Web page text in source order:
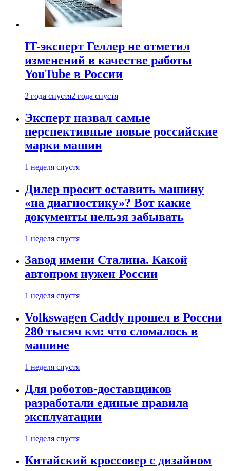
IT-эксперт Геллер не отметил
изменений в качестве работы
YouTube в России
2 года спустя2 года спустя
Эксперт назвал самые
перспективные новые российские
марки машин
1 неделя спустя
Дилер просит оставить машину
«на диагностику»? Вот какие
документы нельзя забывать
1 неделя спустя
Завод имени Сталина. Какой
автопром нужен России
1 неделя спустя
Volkswagen Caddy прошел в России
280 тысяч км: что сломалось в
машине
1 неделя спустя
Для роботов-доставщиков
разработали единые правила
эксплуатации
1 неделя спустя
Китайский кроссовер с дизайном